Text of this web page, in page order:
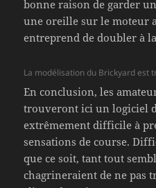
bonne raison de garder
une oreille sur le moteur
entreprend de doubler à
La modélisation du Brickyard est
En conclusion, les
trouveront ici un logiciel
extrêmement difficile à
sensations de course.
que ce soit, tant tout
chagrineraient de ne pas